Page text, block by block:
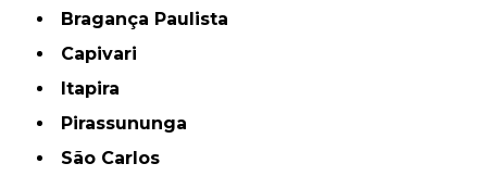
Bragança Paulista
Capivari
Itapira
Pirassununga
São Carlos